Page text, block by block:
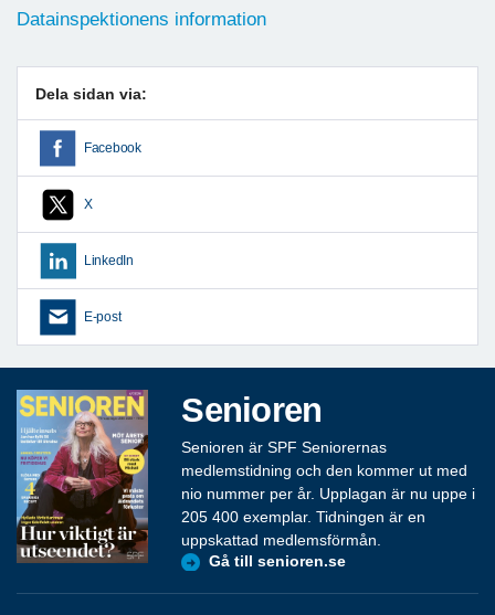
Datainspektionens information
Dela sidan via:
Facebook
X
LinkedIn
E-post
Senioren
Senioren är SPF Seniorernas
medlemstidning och den kommer ut med
nio nummer per år. Upplagan är nu uppe i
205 400 exemplar. Tidningen är en
uppskattad medlemsförmån.
Gå till senioren.se